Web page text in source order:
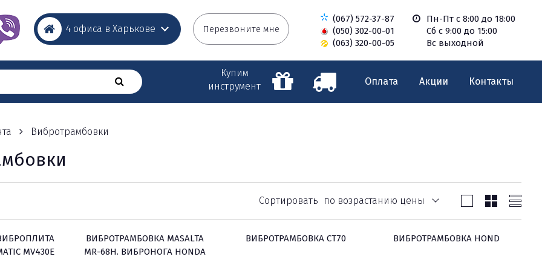
4 офиса в Харькове Перезвоните мне
Пн-Пт с 8:00 до 18:00
Сб с 9:00 до 15:00
Вс выходной
(067) 572-37-87
(050) 302-00-01
(063) 320-00-05
Контакты
Оплата Акции
Купим
инструмент
Вибротрамбовки
Сортировать по возрастанию цены
MV430Е
ВИБРОТРАМБОВКА MASALTA
MR-68H. ВИБРОНОГА HONDA
ВИБРОТРАМБОВКА СТ70 ВИБРОТРАМБОВКА HOND